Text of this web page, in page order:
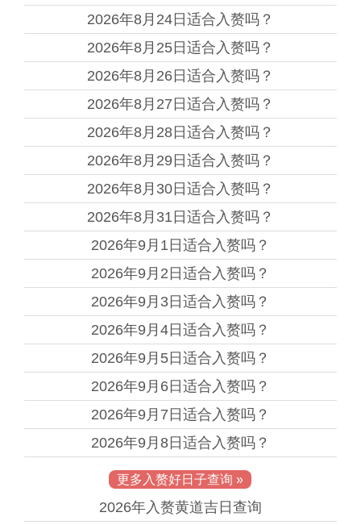
2026年8月24日 适合入赘吗？
2026年8月25日 适合入赘吗？
2026年8月26日 适合入赘吗？
2026年8月27日 适合入赘吗？
2026年8月28日 适合入赘吗？
2026年8月29日 适合入赘吗？
2026年8月30日 适合入赘吗？
2026年8月31日 适合入赘吗？
2026年9月1日 适合入赘吗？
2026年9月2日 适合入赘吗？
2026年9月3日 适合入赘吗？
2026年9月4日 适合入赘吗？
2026年9月5日 适合入赘吗？
2026年9月6日 适合入赘吗？
2026年9月7日 适合入赘吗？
2026年9月8日 适合入赘吗？
更多入赘好日子查询 »
2026年入赘黄道吉日查询